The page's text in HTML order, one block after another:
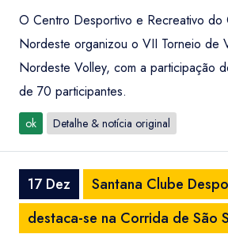
O Centro Desportivo e Recreativo do
Nordeste organizou o VII Torneio de
Nordeste Volley, com a participação
de 70 participantes.
ok Detalhe & notícia original
17 Dez
Santana Clube
destaca-se na Corrida de São